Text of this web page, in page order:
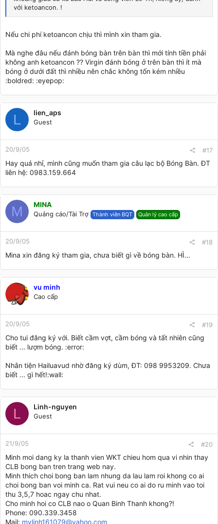
với ketoancon. !
Nếu chi phí ketoancon chịu thì mình xin tham gia.
Mà nghe đâu nếu đánh bóng bàn trên bàn thì mới tính tiền phải
không anh ketoancon ?? Virgin đánh bóng ở trên bàn thì ít mà
bóng ở dưới đất thì nhiều nên chắc không tốn kém nhiều
:boldred: :eyepop:
L lien_aps
Guest
20/9/05 #17
Hay quá nhỉ, mình cũng muốn tham gia câu lạc bộ Bóng Bàn. ĐT
liên hệ: 0983.159.664
M MINA
Quảng cáo/Tài Trợ Thành viên BQT Quản lý cao cấp
20/9/05 #18
Mina xin đăng ký tham gia, chưa biết gì về bóng bàn. HÌ...
vu minh
Cao cấp
20/9/05 #19
Cho tui đăng ký với. Biết cầm vợt, cầm bóng và tất nhiên cũng
biết ... lượm bóng. :error:
Nhân tiện Hailuavud nhờ đăng ký dùm, ĐT: 098 9953209. Chưa
biết ... gì hết!:wall:
L Linh-nguyen
Guest
21/9/05 #20
Minh moi dang ky la thanh vien WKT chieu hom qua vi nhin thay
CLB bong ban tren trang web nay.
Minh thich choi bong ban lam nhung da lau lam roi khong co ai
choi bong ban voi minh ca. Rat vui neu co ai do ru minh vao toi
thu 3,5,7 hoac ngay chu nhat.
Cho minh hoi co CLB nao o Quan Binh Thanh khong?!
Phone: 090.339.3458
Mail: mylinh161079@yahoo.com